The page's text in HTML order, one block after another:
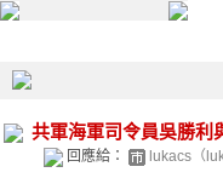
共軍海軍司令員吳勝利
回應給： lukacs（